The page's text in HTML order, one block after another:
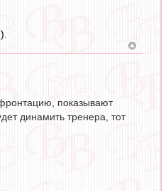
показывают
динамить тренера, тот